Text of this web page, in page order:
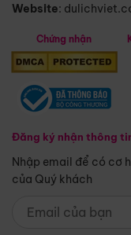
Website:
Chứng nhận
Đăng ký nhận thông
Nhập email để có cơ
của Quý khách